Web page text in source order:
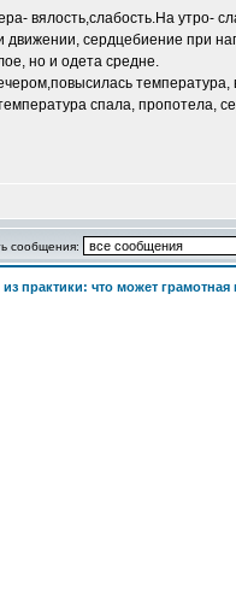
вялость,слабость.На утро-
сердцебиение при
но и одета средне.
спала, пропотела,
сообщения:
практики: что может грамотная